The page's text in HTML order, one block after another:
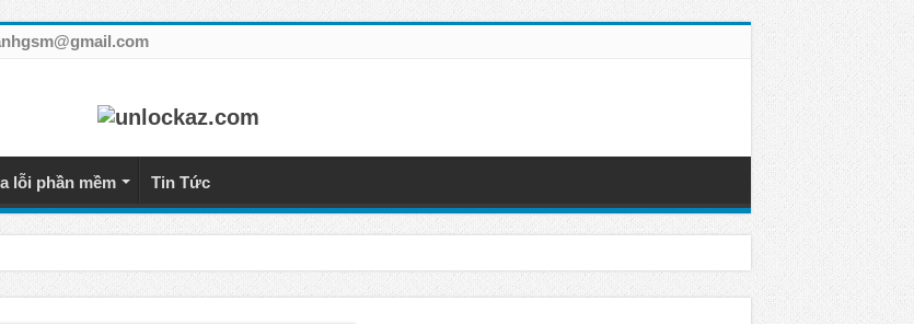
lỗi phần mềm Tin Tức